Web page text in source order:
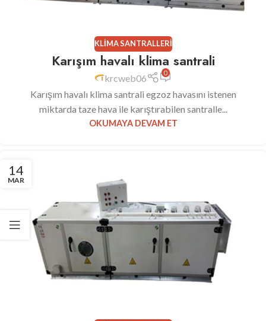
KLIMA SANTRALLERI
Karışım havalı klima santrali
krcweb06 0
Karışım havalı klima santrali egzoz havasını istenen
miktarda taze hava ile karıştırabilen santralle...
OKUMAYA DEVAM ET
14
MAR